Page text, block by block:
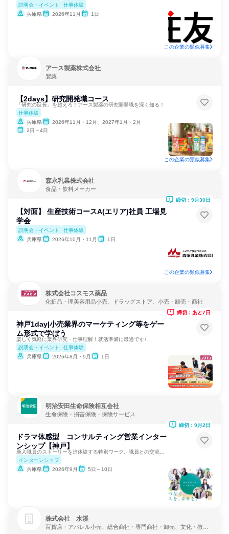
説明会・イベント
仕事体験
兵庫県
2026年11月 1日
この企業の類似募集
アース製薬株式会社
製薬
【2days】研究開発職コース
「研究の延長」を超えろ！アース製薬の研究開発職を深く知る！
仕事体験
兵庫県
2026年11月・12月、2027年1月・2月
2日～4日
この企業の類似募集
森永乳業株式会社
食品・飲料メーカー
【対面】 生産技術コースA(エリア)社員 工場見
学会
説明会・イベント
仕事体験
兵庫県
2026年10月・11月 1日
締切：9月30日
この企業の類似募集
株式会社コスモス薬品
化粧品・理美容用品小売、ドラッグストア、小売・卸売・商社
神戸1day|小売業界のマーケティング等をゲー
ム形式で学ぼう
楽しく気軽に業界研究・仕事理解！就活準備に最適です♪
説明会・イベント
仕事体験
兵庫県
2026年8月・9月 1日
締切：あと7日
明治安田生命保険相互会社
生命保険・損害保険・保険サービス
ドラマ体感型 コンサルティング営業インター
ンシップ【神戸】
インターンシップ
兵庫県
2026年9月 5日～10日
締切：9月2日
株式会社 水溪
百貨店・アパレル小売、総合商社・専門商社・卸売、文化・教